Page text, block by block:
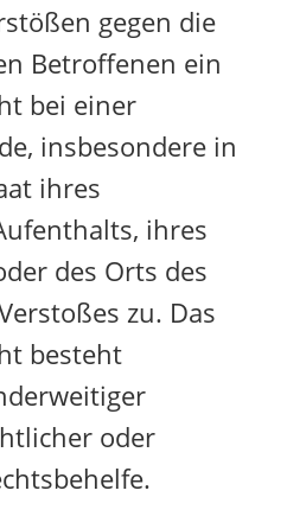
gegen die
Betroffenen ein
bei einer
insbesondere in
ihres
ihres
des Orts des
zu. Das
besteht
oder